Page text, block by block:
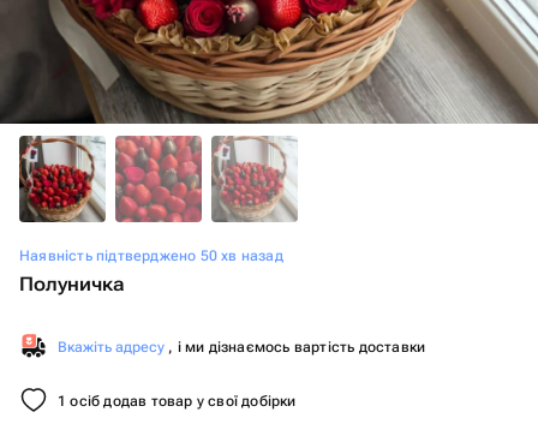
Наявність підтверджено 50 хв назад
Полуничка
Вкажіть адресу , і ми дізнаємось вартість доставки
1 осіб додав товар у свої добірки